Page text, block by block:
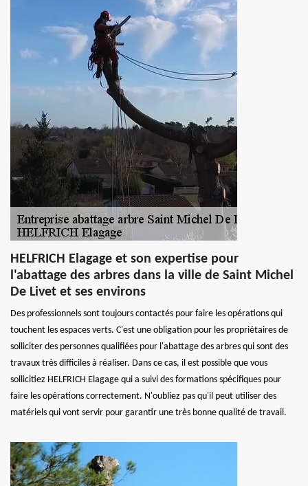
HELFRICH Elagage et son expertise pour
l'abattage des arbres dans la ville de Saint Michel
De Livet et ses environs
Des professionnels sont toujours contactés pour faire les opérations qui
touchent les espaces verts. C'est une obligation pour les propriétaires de
solliciter des personnes qualifiées pour l'abattage des arbres qui sont des
travaux très difficiles à réaliser. Dans ce cas, il est possible que vous
sollicitiez HELFRICH Elagage qui a suivi des formations spécifiques pour
faire les opérations correctement. N'oubliez pas qu'il peut utiliser des
matériels qui vont servir pour garantir une très bonne qualité de travail.